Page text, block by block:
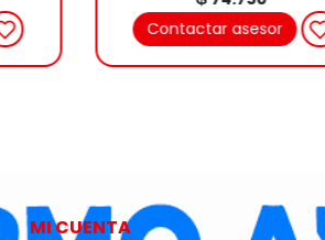
Contactar asesor
MI CUENTA